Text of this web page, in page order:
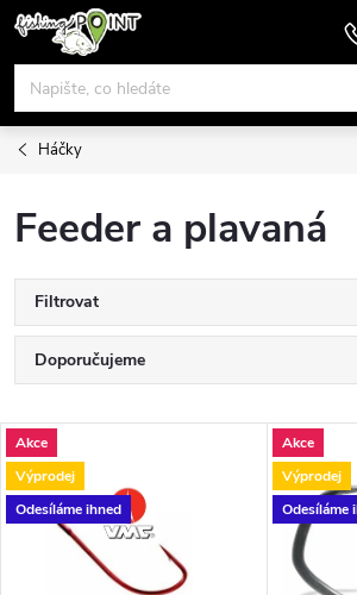
Přejít
obsah
Háčky
Feeder a plavaná
Filtrovat
Ř
a
z
e
Doporučujeme
Nejdražší
Nejprodávanější
Abecedně
V
ý
Akce
Výprodej
Odesíláme ihned
Akce
Výprodej
Odesíláme